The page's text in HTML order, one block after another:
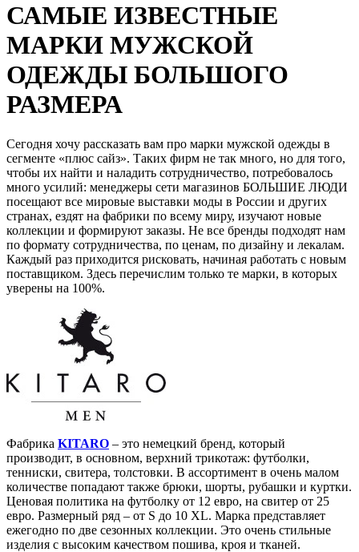
САМЫЕ ИЗВЕСТНЫЕ
МАРКИ МУЖСКОЙ
ОДЕЖДЫ БОЛЬШОГО
РАЗМЕРА
Сегодня хочу рассказать вам про марки мужской одежды в
сегменте «плюс сайз». Таких фирм не так много, но для того,
чтобы их найти и наладить сотрудничество, потребовалось
много усилий: менеджеры сети магазинов БОЛЬШИЕ ЛЮДИ
посещают все мировые выставки моды в России и других
странах, ездят на фабрики по всему миру, изучают новые
коллекции и формируют заказы. Не все бренды подходят нам
по формату сотрудничества, по ценам, по дизайну и лекалам.
Каждый раз приходится рисковать, начиная работать с новым
поставщиком. Здесь перечислим только те марки, в которых
уверены на 100%.
Фабрика KITARO – это немецкий бренд, который
производит, в основном, верхний трикотаж: футболки,
тенниски, свитера, толстовки. В ассортимент в очень малом
количестве попадают также брюки, шорты, рубашки и куртки.
Ценовая политика на футболку от 12 евро, на свитер от 25
евро. Размерный ряд – от S до 10 XL. Марка представляет
ежегодно по две сезонных коллекции. Это очень стильные
изделия с высоким качеством пошива, кроя и тканей.